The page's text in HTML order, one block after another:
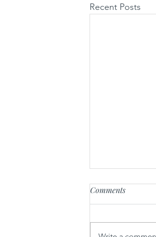
Recent Posts
Comments